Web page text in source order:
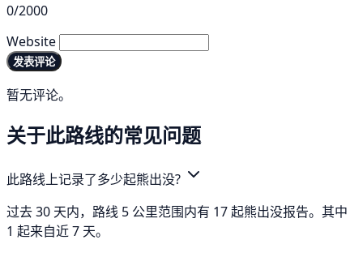
0/2000
Website
发表评论
暂无评论。
关于此路线的常见问题
此路线上记录了多少起熊出没?
过去 30 天内，路线 5 公里范围内有 17 起熊出没报告。其中
1 起来自近 7 天。